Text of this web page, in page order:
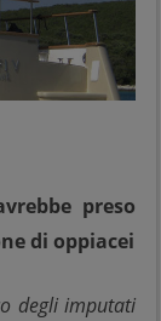
preso
di oppiacei
degli imputati